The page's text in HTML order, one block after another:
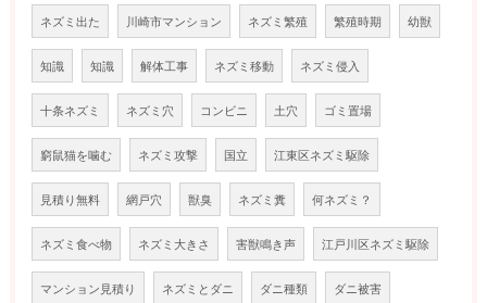
ネズミ出た 川崎市マンション ネズミ繁殖 繁殖時期 幼獣
知識 知識 解体工事 ネズミ移動 ネズミ侵入
十条ネズミ ネズミ穴 コンビニ 土穴 ゴミ置場
窮鼠猫を噛む ネズミ攻撃 国立 江東区ネズミ駆除
見積り無料 網戸穴 獣臭 ネズミ糞 何ネズミ？
ネズミ食べ物 ネズミ大きさ 害獣鳴き声 江戸川区ネズミ駆除
マンション見積り ネズミとダニ ダニ種類 ダニ被害